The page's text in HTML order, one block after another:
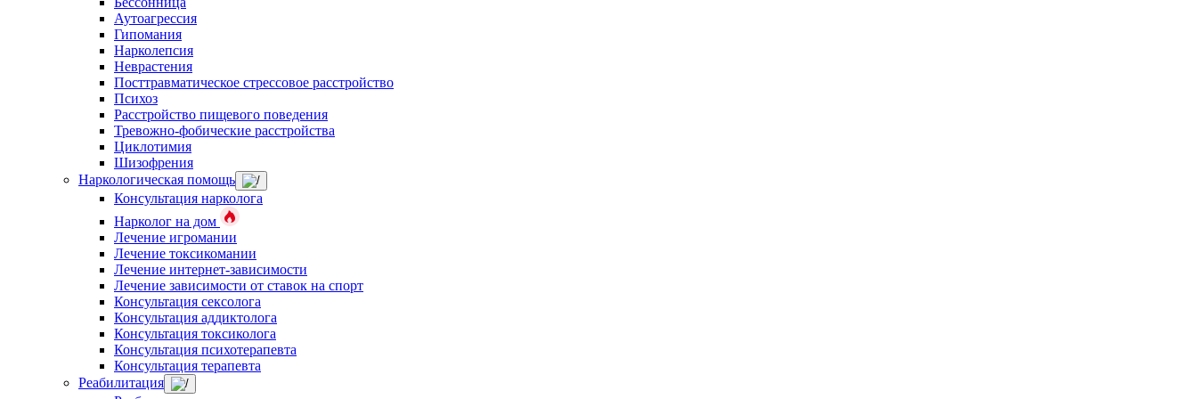
Аутоагрессия
Гипомания
Нарколепсия
Неврастения
Посттравматическое стрессовое расстройство
Психоз
Расстройство пищевого поведения
Тревожно-фобические расстройства
Циклотимия
Шизофрения
Наркологическая помощь
Консультация нарколога
Нарколог на дом
Лечение игромании
Лечение токсикомании
Лечение интернет-зависимости
Лечение зависимости от ставок на спорт
Консультация сексолога
Консультация аддиктолога
Консультация токсиколога
Консультация психотерапевта
Консультация терапевта
Реабилитация